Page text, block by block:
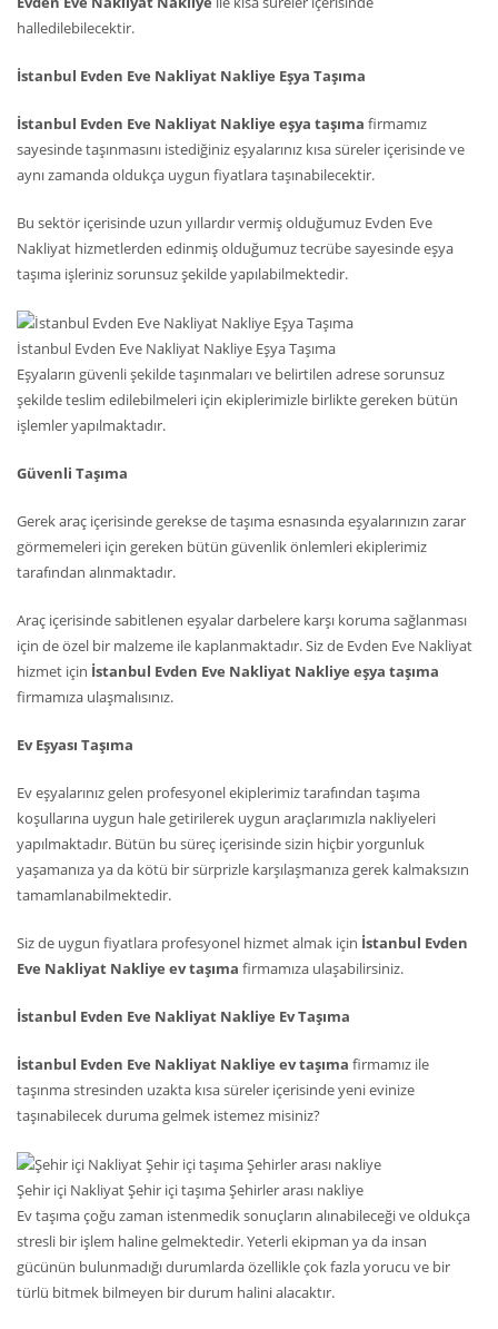
halledilebilecektir.
İstanbul Evden Eve Nakliyat Nakliye Eşya Taşıma
İstanbul Evden Eve Nakliyat Nakliye eşya taşıma firmamız
sayesinde taşınmasını istediğiniz eşyalarınız kısa süreler içerisinde ve
aynı zamanda oldukça uygun fiyatlara taşınabilecektir.
Bu sektör içerisinde uzun yıllardır vermiş olduğumuz Evden Eve
Nakliyat hizmetlerden edinmiş olduğumuz tecrübe sayesinde eşya
taşıma işleriniz sorunsuz şekilde yapılabilmektedir.
İstanbul Evden Eve Nakliyat Nakliye Eşya Taşıma
Eşyaların güvenli şekilde taşınmaları ve belirtilen adrese sorunsuz
şekilde teslim edilebilmeleri için ekiplerimizle birlikte gereken bütün
işlemler yapılmaktadır.
Güvenli Taşıma
Gerek araç içerisinde gerekse de taşıma esnasında eşyalarınızın zarar
görmemeleri için gereken bütün güvenlik önlemleri ekiplerimiz
tarafından alınmaktadır.
Araç içerisinde sabitlenen eşyalar darbelere karşı koruma sağlanması
için de özel bir malzeme ile kaplanmaktadır. Siz de Evden Eve Nakliyat
hizmet için İstanbul Evden Eve Nakliyat Nakliye eşya taşıma
firmamıza ulaşmalısınız.
Ev Eşyası Taşıma
Ev eşyalarınız gelen profesyonel ekiplerimiz tarafından taşıma
koşullarına uygun hale getirilerek uygun araçlarımızla nakliyeleri
yapılmaktadır. Bütün bu süreç içerisinde sizin hiçbir yorgunluk
yaşamanıza ya da kötü bir sürprizle karşılaşmanıza gerek kalmaksızın
tamamlanabilmektedir.
Siz de uygun fiyatlara profesyonel hizmet almak için İstanbul Evden
Eve Nakliyat Nakliye ev taşıma firmamıza ulaşabilirsiniz.
İstanbul Evden Eve Nakliyat Nakliye Ev Taşıma
İstanbul Evden Eve Nakliyat Nakliye ev taşıma firmamız ile
taşınma stresinden uzakta kısa süreler içerisinde yeni evinize
taşınabilecek duruma gelmek istemez misiniz?
Şehir içi Nakliyat Şehir içi taşıma Şehirler arası nakliye
Ev taşıma çoğu zaman istenmedik sonuçların alınabileceği ve oldukça
stresli bir işlem haline gelmektedir. Yeterli ekipman ya da insan
gücünün bulunmadığı durumlarda özellikle çok fazla yorucu ve bir
türlü bitmek bilmeyen bir durum halini alacaktır.